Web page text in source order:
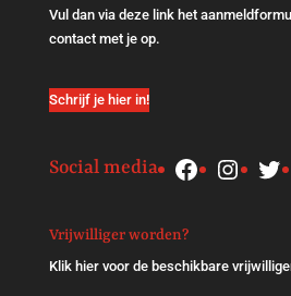
Vul dan via deze linkhet
contact met je op.
Schrijf je hier in!
Social media Facebook
Vrijwilliger worden?
Klik hiervoor de beschikbare